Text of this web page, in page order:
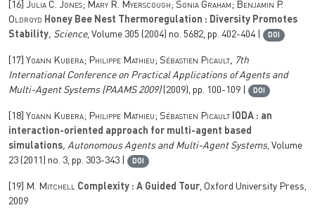
[16] Julia C. Jones; Mary R. Myerscough; Sonia Graham; Benjamin P.
Oldroyd Honey Bee Nest Thermoregulation : Diversity Promotes
Stability, Science, Volume 305 (2004) no. 5682, pp. 402-404 | DOI
[17] Yoann Kubera; Philippe Mathieu; Sébastien Picault, 7th
International Conference on Practical Applications of Agents and
Multi-Agent Systems (PAAMS 2009)(2009), pp. 100-109 | DOI
[18] Yoann Kubera; Philippe Mathieu; Sébastien Picault IODA : an
interaction-oriented approach for multi-agent based
simulations, Autonomous Agents and Multi-Agent Systems, Volume
23 (2011) no. 3, pp. 303-343 | DOI
[19] M. Mitchell Complexity : A Guided Tour, Oxford University Press,
2009